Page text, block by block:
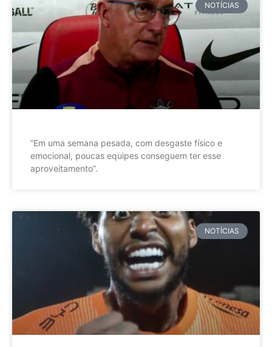
NOTÍCIAS
”Em uma semana pesada, com desgaste físico e
emocional, poucas equipes conseguem ter esse
aproveitamento”.
NOTÍCIAS